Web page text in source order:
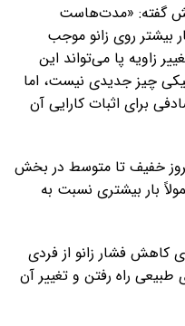
گفته: «مدت‌هاست
بیشتر روی زانو موجب
زاویه پا می‌تواند این
چیز جدیدی نیست، اما
برای اثبات کارایی آن
خفیف تا متوسط در بخش
بار بیشتری نسبت به
کاهش فشار زانو از فردی
راه رفتن و تغییر آن